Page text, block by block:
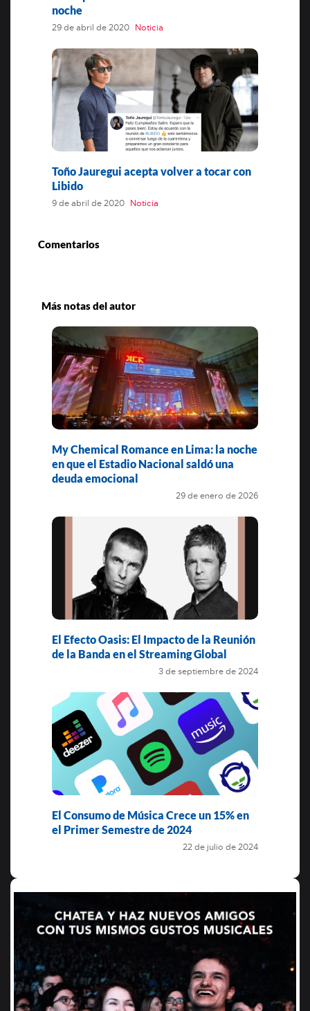
noche
29 de abril de 2020 Noticia
Toño Jauregui acepta volver a tocar con
Libido
9 de abril de 2020 Noticia
Comentarios
Más notas del autor
My Chemical Romance en Lima: la noche
en que el Estadio Nacional saldó una
deuda emocional
29 de enero de 2026
El Efecto Oasis: El Impacto de la Reunión
de la Banda en el Streaming Global
3 de septiembre de 2024
El Consumo de Música Crece un 15% en
el Primer Semestre de 2024
22 de julio de 2024